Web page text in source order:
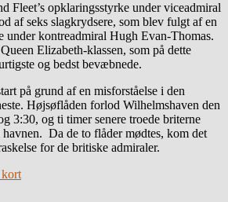
Fleet’s opklaringsstyrke under viceadmiral
af seks slagkrydsere, som blev fulgt af en
under kontreadmiral Hugh Evan-Thomas.
Elizabeth-klassen, som på dette
og bedst bevæbnede.
på grund af en misforståelse i den
Højsøflåden forlod Wilhelmshaven den
3:30, og ti timer senere troede briterne
havnen. Da de to flåder mødtes, kom det
for de britiske admiraler.